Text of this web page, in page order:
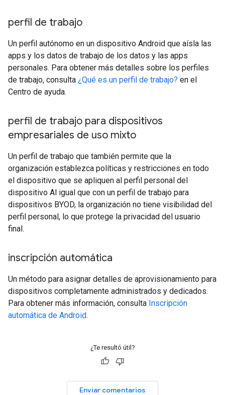
perfil de trabajo
Un perfil autónomo en un dispositivo Android que aísla las
apps y los datos de trabajo de los datos y las apps
personales. Para obtener más detalles sobre los perfiles
de trabajo, consulta ¿Qué es un perfil de trabajo? en el
Centro de ayuda.
perfil de trabajo para dispositivos
empresariales de uso mixto
Un perfil de trabajo que también permite que la
organización establezca políticas y restricciones en todo
el dispositivo que se apliquen al perfil personal del
dispositivo Al igual que con un perfil de trabajo para
dispositivos BYOD, la organización no tiene visibilidad del
perfil personal, lo que protege la privacidad del usuario
final.
inscripción automática
Un método para asignar detalles de aprovisionamiento para
dispositivos completamente administrados y dedicados.
Para obtener más información, consulta Inscripción
automática de Android.
¿Te resultó útil?
Enviar comentarios